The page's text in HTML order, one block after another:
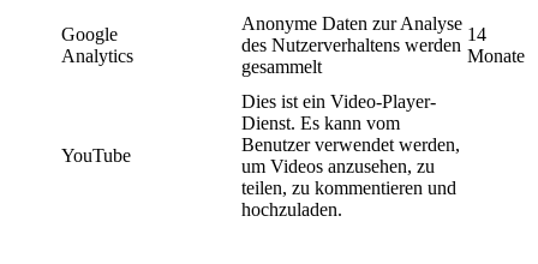
Google
Analytics
Anonyme Daten zur Analyse
des Nutzerverhaltens werden
gesammelt
14
Monate
YouTube
Dies ist ein Video-Player-
Dienst. Es kann vom
Benutzer verwendet werden,
um Videos anzusehen, zu
teilen, zu kommentieren und
hochzuladen.